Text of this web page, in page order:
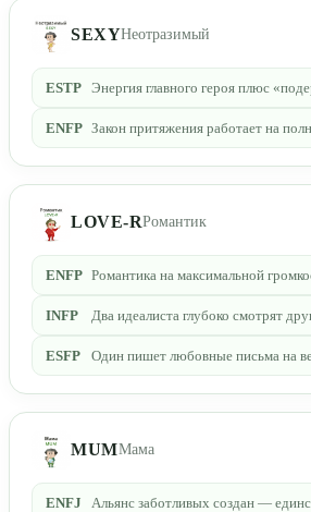
SEXYНеотразимый
ESTP Энергия главного героя плюс
ENFP Закон притяжения работает на
LOVE-RРомантик
ENFP Романтика на максимальной
INFP Два идеалиста глубоко смотрят
ESFP Один пишет любовные письма на
MUMМама
ENFJ Альянс заботливых создан —